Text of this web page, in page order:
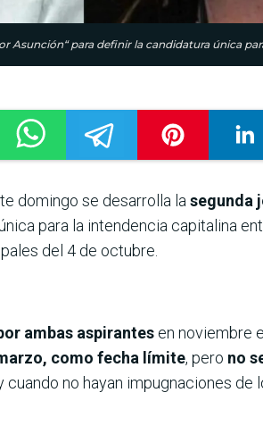
Asunción“ para definir la candidatura única
domingo se desarrolla lasegunda
para la intendencia capitalina
del 4 de octubre.
ambas aspirantes en noviembre
como fecha límite, pero no
cuando no hayan impugnaciones